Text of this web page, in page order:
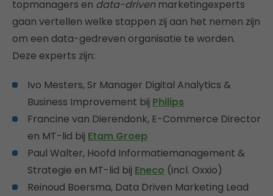
topmanagers en data-drivenmarketingexperts
gaan vertellen welke stappen zij aan het nemen zijn
om een data-gedreven organisatie te worden.
Deze experts zijn:
Ivo Mesters, Sr Manager Digital Analytics &
Business Improvement bij Philips
Francine van Dierendonk, E-Commerce Director
en MT-lid bij Etam Groep
Paul Walter, Hoofd Informatiemanagement &
Strategie en MT-lid bij Eneco (incl. Oxxio)
Reinoud Boersma, Data Driven Marketing Lead